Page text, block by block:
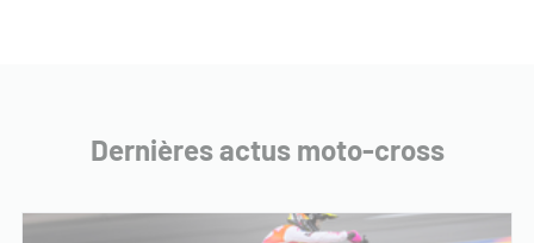
Dernières actus moto-cross